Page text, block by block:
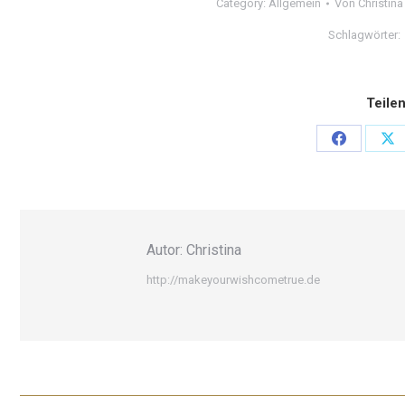
Category: Allgemein Von Christina
Schlagwörter:
Share
Autor: Christina
http://makeyourwishcometrue.de